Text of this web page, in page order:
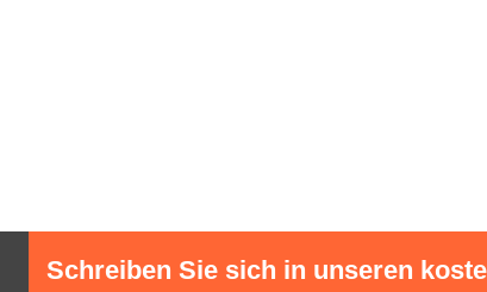
Schreiben Sie sich in unseren